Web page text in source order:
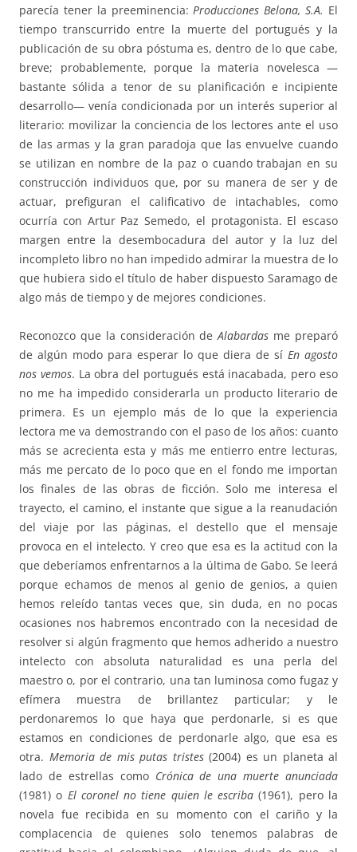
parecía tener la preeminencia:Producciones Belona, S.A. El
tiempo transcurrido entre la muerte del portugués y la
publicación de su obra póstuma es, dentro de lo que cabe,
breve; probablemente, porque la materia novelesca —
bastante sólida a tenor de su planificación e incipiente
desarrollo— venía condicionada por un interés superior al
literario: movilizar la conciencia de los lectores ante el uso
de las armas y la gran paradoja que las envuelve cuando
se utilizan en nombre de la paz o cuando trabajan en su
construcción individuos que, por su manera de ser y de
actuar, prefiguran el calificativo de intachables, como
ocurría con Artur Paz Semedo, el protagonista. El escaso
margen entre la desembocadura del autor y la luz del
incompleto libro no han impedido admirar la muestra de lo
que hubiera sido el título de haber dispuesto Saramago de
algo más de tiempo y de mejores condiciones.
Reconozco que la consideración deAlabardas me preparó
de algún modo para esperar lo que diera de sí En agosto
nos vemos. La obra del portugués está inacabada, pero eso
no me ha impedido considerarla un producto literario de
primera. Es un ejemplo más de lo que la experiencia
lectora me va demostrando con el paso de los años: cuanto
más se acrecienta esta y más me entierro entre lecturas,
más me percato de lo poco que en el fondo me importan
los finales de las obras de ficción. Solo me interesa el
trayecto, el camino, el instante que sigue a la reanudación
del viaje por las páginas, el destello que el mensaje
provoca en el intelecto. Y creo que esa es la actitud con la
que deberíamos enfrentarnos a la última de Gabo. Se leerá
porque echamos de menos al genio de genios, a quien
hemos releído tantas veces que, sin duda, en no pocas
ocasiones nos habremos encontrado con la necesidad de
resolver si algún fragmento que hemos adherido a nuestro
intelecto con absoluta naturalidad es una perla del
maestro o, por el contrario, una tan luminosa como fugaz y
efímera muestra de brillantez particular; y le
perdonaremos lo que haya que perdonarle, si es que
estamos en condiciones de perdonarle algo, que esa es
otra. Memoria de mis putas tristes(2004) es un planeta al
lado de estrellas como Crónica de una muerte anunciada
(1981) o El coronel no tiene quien le escriba (1961), pero la
novela fue recibida en su momento con el cariño y la
complacencia de quienes solo tenemos palabras de